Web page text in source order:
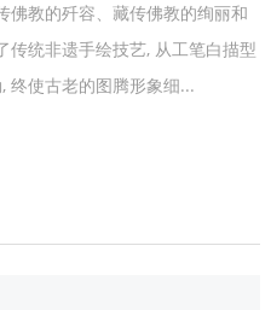
佛教的歼容、藏传佛教的绚丽和
传统非遗手绘技艺, 从工笔白描型
终使古老的图腾形象细...